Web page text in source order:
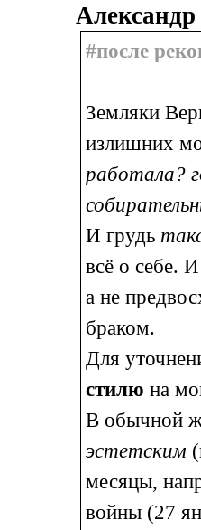
#после
Земляки
излишних
работала?
И грудь
всё о себе.
а не
браком.
Для
стилю на
В обычной
эстетским
месяцы,
войны (27